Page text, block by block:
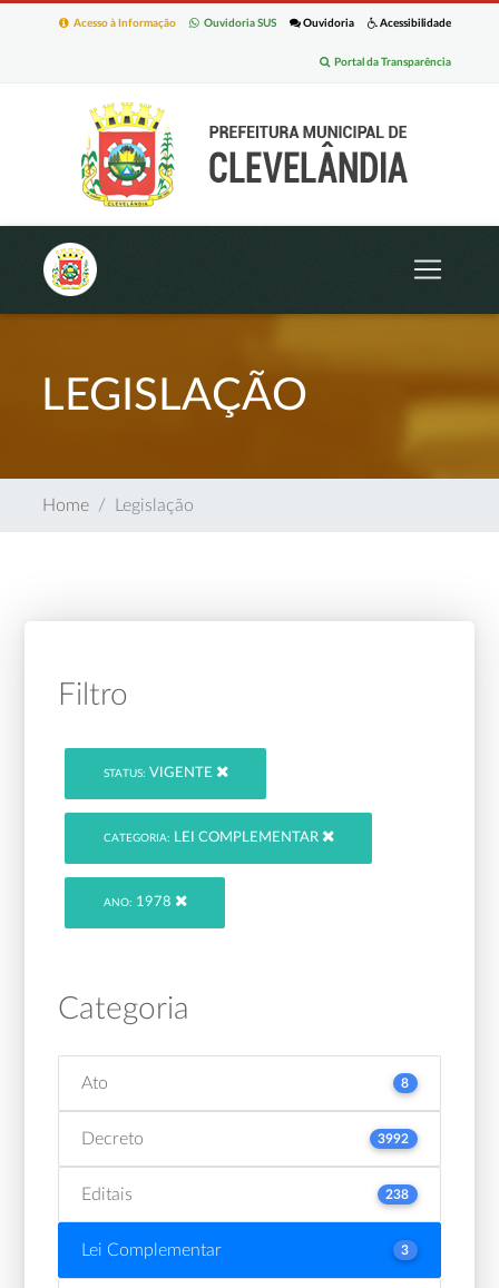
Acessibilidade
Ouvidoria
Ouvidoria SUS
Acesso à Informação
Portal da Transparência
LEGISLAÇÃO
Home Legislação
Filtro
STATUS: VIGENTE
CATEGORIA: LEI COMPLEMENTAR
ANO: 1978
Categoria
Ato 8
Decreto 3992
Editais 238
Lei Complementar 3